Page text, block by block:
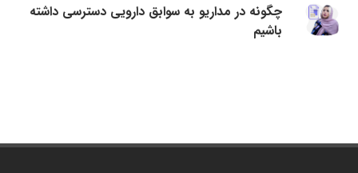
چگونه در مداریو به سوابق دارویی دسترسی داشته
باشیم